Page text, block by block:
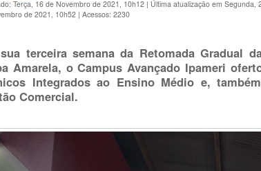
Terça, 16 de Novembro de 2021, 10h12 | Última atualização em Segunda,
de 2021, 10h52 | Acessos: 2230
terceira semana da Retomada Gradual
Amarela, o Campus Avançado Ipameri
Integrados ao Ensino Médio e,
Comercial.